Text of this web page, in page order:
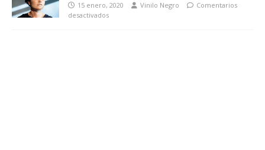
15 enero, 2020 Vinilo Negro
Comentarios
desactivados